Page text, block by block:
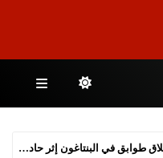
جبهة التحرير الجزائرية تتصدر الانتخابات التشريعية